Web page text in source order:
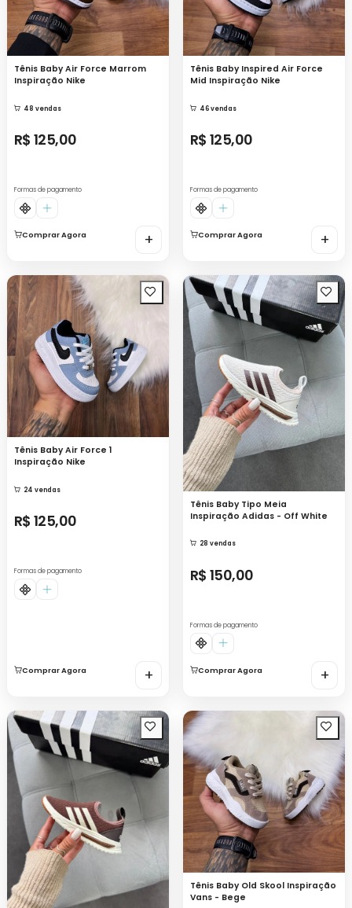
Tênis Baby Air Force Marrom
Inspiração Nike
48 vendas
R$ 125,00
Formas de pagamento
Comprar Agora +
Tênis Baby Inspired Air Force
Mid Inspiração Nike
46 vendas
R$ 125,00
Formas de pagamento
Comprar Agora +
Tênis Baby Air Force 1
Inspiração Nike
24 vendas
R$ 125,00
Formas de pagamento
Comprar Agora +
Tênis Baby Tipo Meia
Inspiração Adidas - Off White
28 vendas
R$ 150,00
Formas de pagamento
Comprar Agora +
Tênis Baby Old Skool Inspiração
Vans - Bege